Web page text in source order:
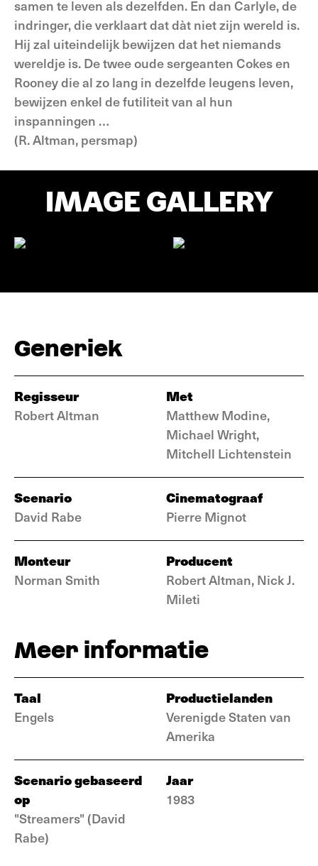
samen te leven als dezelfden. En dan Carlyle, de
indringer, die verklaart dat dàt niet zijn wereld is.
Hij zal uiteindelijk bewijzen dat het niemands
wereldje is. De twee oude sergeanten Cokes en
Rooney die al zo lang in dezelfde leugens leven,
bewijzen enkel de futiliteit van al hun
inspanningen …
(R. Altman, persmap)
IMAGE GALLERY
Generiek
Regisseur
Robert Altman
Met
Matthew Modine,
Michael Wright,
Mitchell Lichtenstein
Scenario
David Rabe
Cinematograaf
Pierre Mignot
Monteur
Norman Smith
Producent
Robert Altman, Nick J.
Mileti
Meer informatie
Taal
Engels
Productielanden
Verenigde Staten van
Amerika
Scenario gebaseerd
op
"Streamers" (David
Rabe)
Jaar
1983